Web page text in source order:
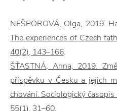
NEŠPOROVÁ, Olga, 2019.
The experiences of Czech
40(2), 143–166.
ŠŤASTNÁ, Anna, 2019.
příspěvku v Česku a jejich
chování. Sociologický
55(1), 31–60.